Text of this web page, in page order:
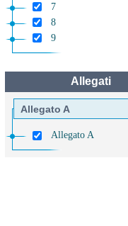
7
8
9
Allegati
Allegato A
Allegato A